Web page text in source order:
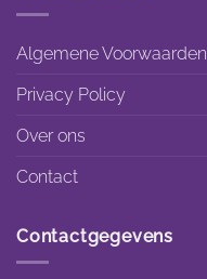
Algemene Voorwaarden
Privacy Policy
Over ons
Contact
Contactgegevens